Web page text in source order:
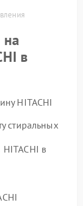
в
HITACHI
стиральных
в